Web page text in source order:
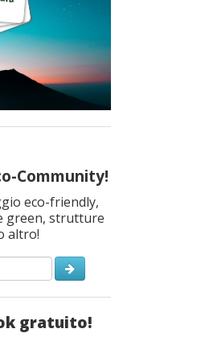
Community!
eco-friendly,
green, strutture
altro!
gratuito!